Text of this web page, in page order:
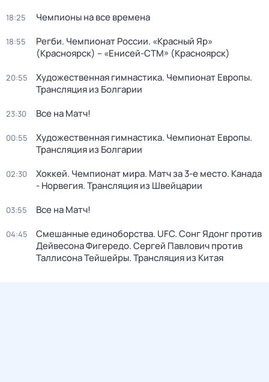
18:25 Чемпионы на все времена
18:55
Регби. Чемпионат России. «Красный Яр»
(Красноярск) – «Енисей-СТМ» (Красноярск)
20:55
Художественная гимнастика. Чемпионат Европы.
Трансляция из Болгарии
23:30 Все на Матч!
00:55
Художественная гимнастика. Чемпионат Европы.
Трансляция из Болгарии
02:30
Хоккей. Чемпионат мира. Матч за 3-е место. Канада
- Норвегия. Трансляция из Швейцарии
03:55 Все на Матч!
04:45
Смешанные единоборства. UFC. Сонг Ядонг против
Дейвесона Фигередо. Сергей Павлович против
Таллисона Тейшейры. Трансляция из Китая